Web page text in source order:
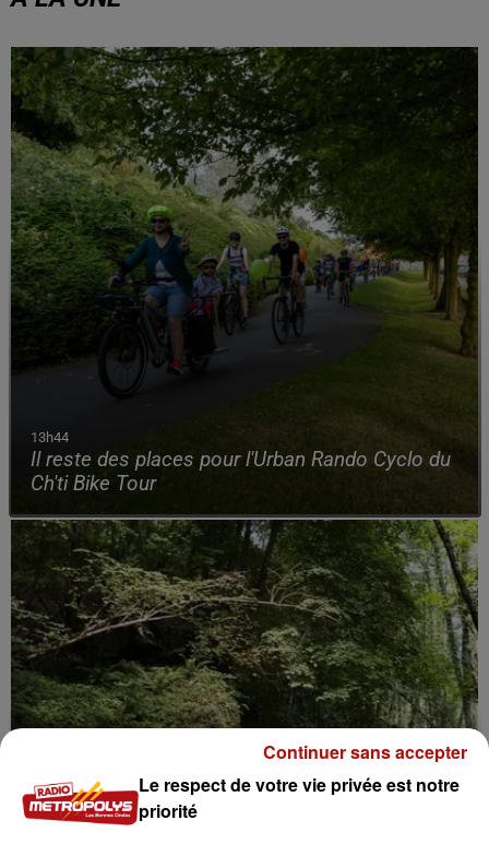
13h44
Il reste des places pour l'Urban Rando Cyclo du
Ch'ti Bike Tour
Le respect de votre vie privée est notre
priorité
Continuer sans accepter